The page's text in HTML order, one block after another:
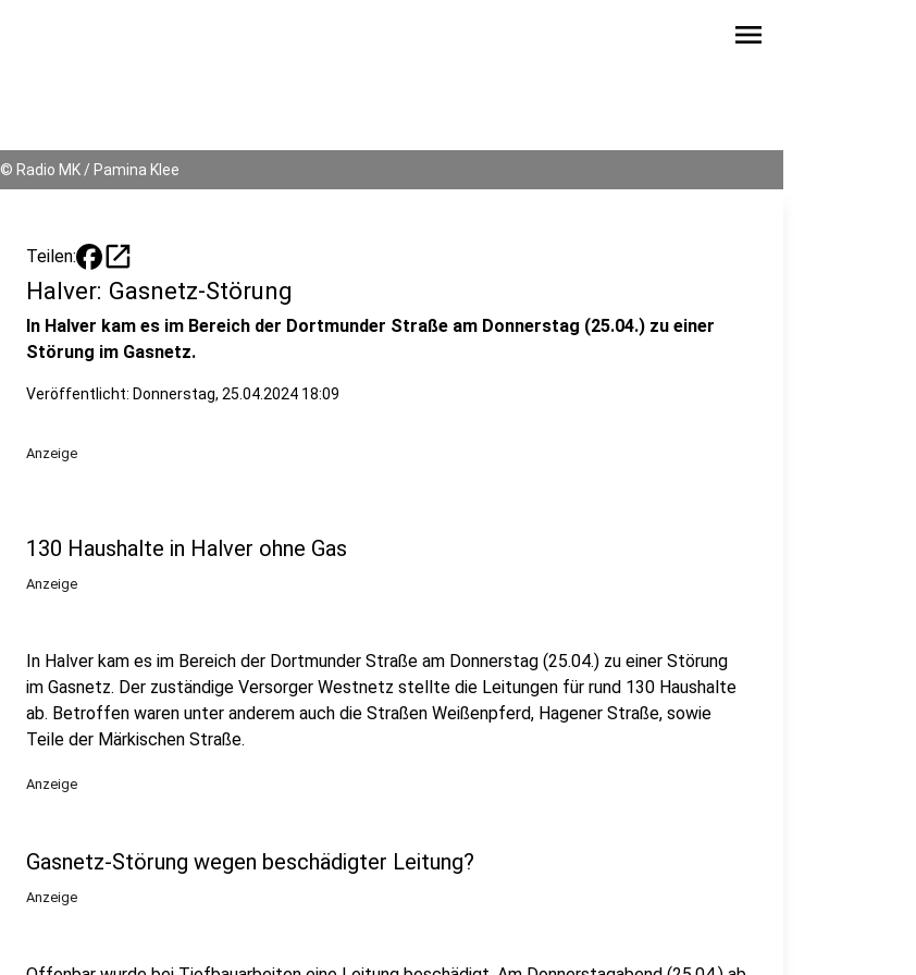
menu
© Radio MK / Pamina Klee
Teilen: open_in_new
Halver: Gasnetz-Störung
In Halver kam es im Bereich der Dortmunder Straße am Donnerstag (25.04.) zu einer
Störung im Gasnetz.
Veröffentlicht: Donnerstag, 25.04.2024 18:09
Anzeige
130 Haushalte in Halver ohne Gas
Anzeige
In Halver kam es im Bereich der Dortmunder Straße am Donnerstag (25.04.) zu einer Störung
im Gasnetz. Der zuständige Versorger Westnetz stellte die Leitungen für rund 130 Haushalte
ab. Betroffen waren unter anderem auch die Straßen Weißenpferd, Hagener Straße, sowie
Teile der Märkischen Straße.
Anzeige
Gasnetz-Störung wegen beschädigter Leitung?
Anzeige